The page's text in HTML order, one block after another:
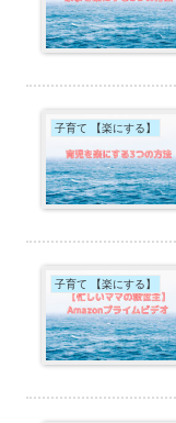
子育て 【楽にする】
子育て 【楽にする】